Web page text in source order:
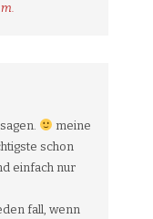
meine
schon
einfach nur
fall, wenn